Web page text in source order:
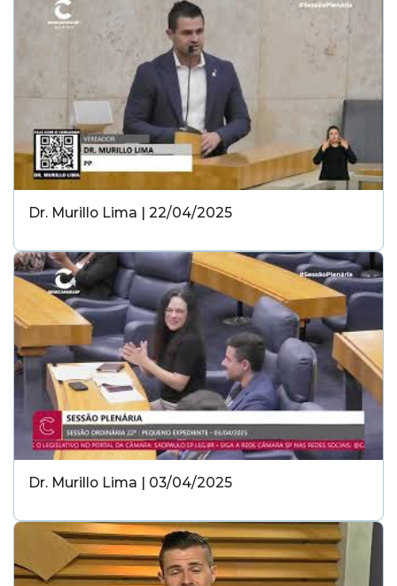
Dr. Murillo Lima | 22/04/2025
Dr. Murillo Lima | 03/04/2025